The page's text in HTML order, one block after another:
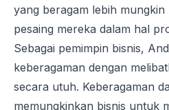
yang beragam lebih
pesaing mereka dalam hal
Sebagai pemimpin bisnis,
keberagaman dengan
secara utuh. Keberagaman
memungkinkan bisnis untuk